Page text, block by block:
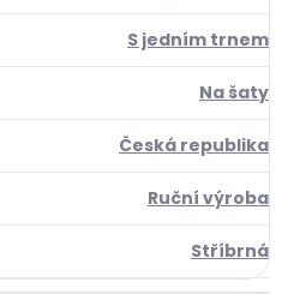
S jedním trnem
Na šaty
Česká republika
Ruční výroba
Stříbrná